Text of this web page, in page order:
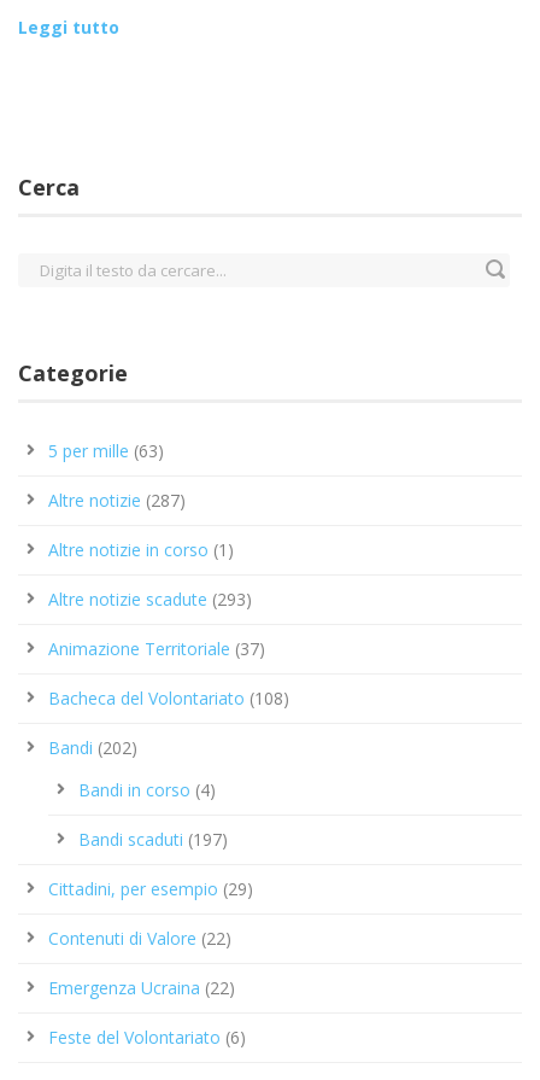
Leggi tutto
Cerca
Categorie
5 per mille (63)
Altre notizie (287)
Altre notizie in corso (1)
Altre notizie scadute (293)
Animazione Territoriale (37)
Bacheca del Volontariato (108)
Bandi (202)
Bandi in corso (4)
Bandi scaduti (197)
Cittadini, per esempio (29)
Contenuti di Valore (22)
Emergenza Ucraina (22)
Feste del Volontariato (6)